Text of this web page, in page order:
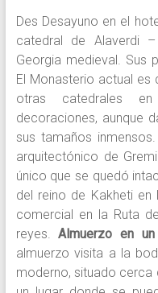
Des Desayuno en el
catedral de Alaverdi
Georgia medieval. Sus
El Monasterio actual es
otras catedrales
decoraciones, aunque
sus tamaños
arquitectónico de
único que se quedó
del reino de Kakheti en
comercial en la Ruta
reyes.Almuerzo en
almuerzo visita a la
moderno, situado cerca